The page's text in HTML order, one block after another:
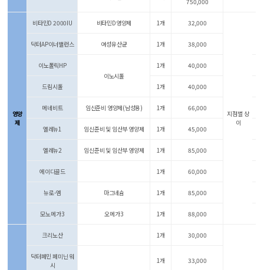
영양
제
비타민D 2000IU 비타민D영양제 1개 32,000
지점별 상
이
닥터AP이너밸런스 여성유산균 1개 38,000
이노폴릭HP
이노시톨
1개 40,000
드림시톨 1개 40,000
메네비트 임신준비 영양제(남성용) 1개 66,000
엘레뉴1 임신준비 및 임산부 영양제 1개 45,000
엘레뉴2 임신준비 및 임산부 영양제 1개 85,000
에이디골드 1개 60,000
뉴로-엠 마그네슘 1개 85,000
모노메가3 오메가3 1개 88,000
크리노산 1개 30,000
닥터페민 페미닌 워
시
1개 33,000